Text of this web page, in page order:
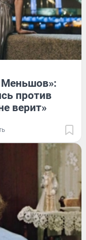
Меньшов»:
против
верит»